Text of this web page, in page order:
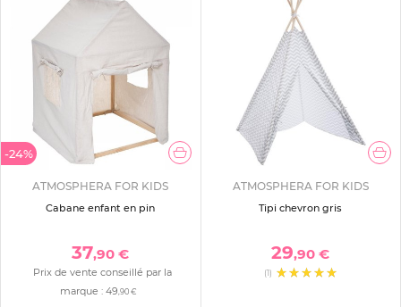
-24%
ATMOSPHERA FOR KIDS
Cabane enfant en pin
37,90 €
Prix de vente conseillé par la
marque :49,90 €
ATMOSPHERA FOR KIDS
Tipi chevron gris
29,90 €
(1)